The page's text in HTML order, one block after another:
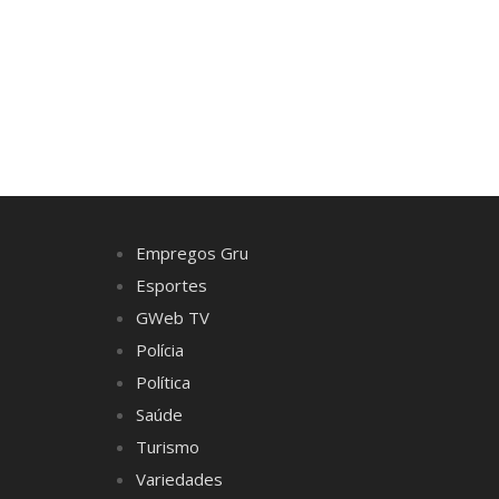
Empregos Gru
Esportes
GWeb TV
Polícia
Política
Saúde
Turismo
Variedades